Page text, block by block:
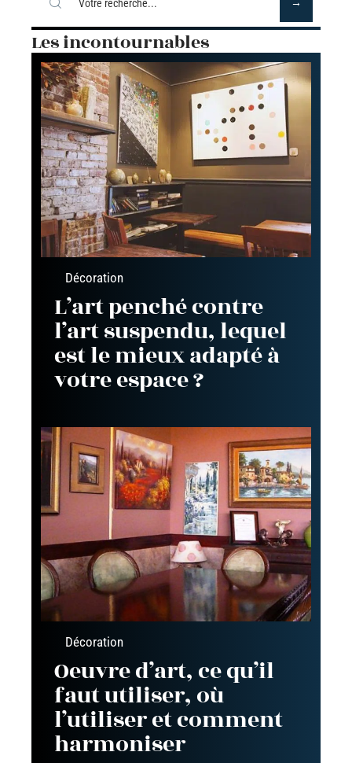
Les incontournables
Décoration
L’art penché contre
l’art suspendu, lequel
est le mieux adapté à
votre espace ?
Décoration
Oeuvre d’art, ce qu’il
faut utiliser, où
l’utiliser et comment
harmoniser